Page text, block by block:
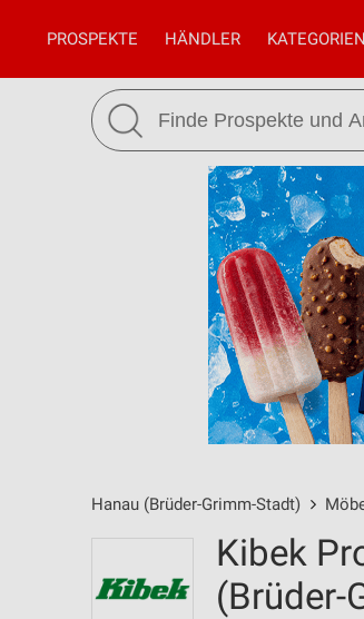
PROSPEKTE HÄNDLER KATEGORIEN
Hanau (Brüder-Grimm-Stadt)
Kibek
(Brüder-